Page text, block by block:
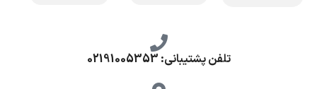
تلفن پشتیبانی: 02191005353